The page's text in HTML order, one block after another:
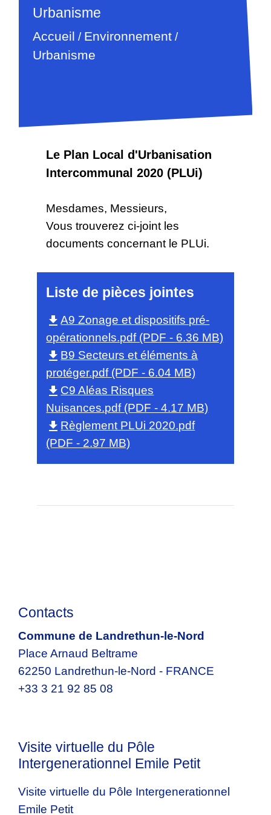
Urbanisme
Accueil / Environnement/
Urbanisme
Le Plan Local d'Urbanisation
Intercommunal 2020 (PLUi)
Mesdames, Messieurs,
Vous trouverez ci-joint les
documents concernant le PLUi.
Liste de pièces jointes
file_downloadA9 Zonage et dispositifs pré-
opérationnels.pdf (PDF - 6.36 MB)
file_downloadB9 Secteurs et éléments à
protéger.pdf (PDF - 6.04 MB)
file_downloadC9 Aléas Risques
Nuisances.pdf (PDF - 4.17 MB)
file_downloadRèglement PLUi 2020.pdf
(PDF - 2.97 MB)
Contacts
Commune de Landrethun-le-Nord
Place Arnaud Beltrame
62250 Landrethun-le-Nord - FRANCE
+33 3 21 92 85 08
Visite virtuelle du Pôle
Intergenerationnel Emile Petit
Visite virtuelle du Pôle Intergenerationnel
Emile Petit